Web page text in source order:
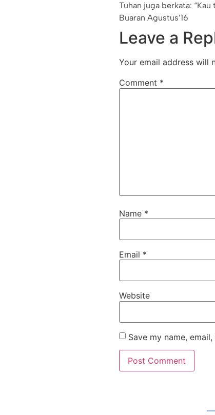
Tuhan juga berkata:
Buaran Agustus’16
Leave a
Your email address will
Comment *
Name *
Email *
Website
Save my name,